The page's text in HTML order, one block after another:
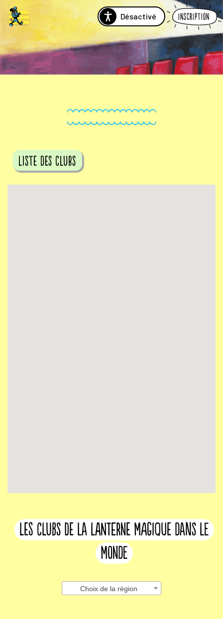
Désactivé Inscription
Liste des clubs
les clubs de la lanterne magique dans le
monde
Choix de la région